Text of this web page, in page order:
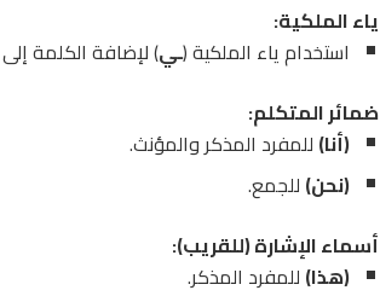
ياء الملكية:
استخدام ياء الملكية (ـي) لإضافة الكلمة
ضمائر المتكلم:
(أنا) للمفرد المذكر والمؤنث.
(نحن) للجمع.
أسماء الإشارة (للقريب):
(هذا) للمفرد المذكر.